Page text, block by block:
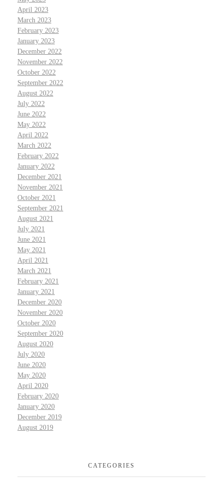
April 2023
March 2023
February 2023
January 2023
December 2022
November 2022
October 2022
September 2022
August 2022
July 2022
June 2022
May 2022
April 2022
March 2022
February 2022
January 2022
December 2021
November 2021
October 2021
September 2021
August 2021
July 2021
June 2021
May 2021
April 2021
March 2021
February 2021
January 2021
December 2020
November 2020
October 2020
September 2020
August 2020
July 2020
June 2020
May 2020
April 2020
February 2020
January 2020
December 2019
August 2019
CATEGORIES